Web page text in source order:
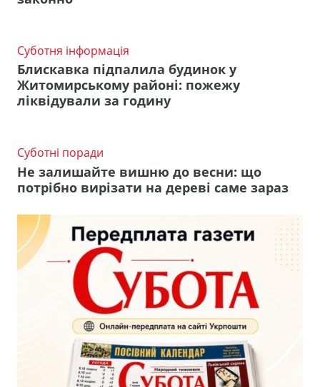
Суботня інформація
Блискавка підпалила будинок у
Житомирському районі: пожежу
ліквідували за годину
Суботні поради
Не залишайте вишню до весни: що
потрібно вирізати на дереві саме зараз